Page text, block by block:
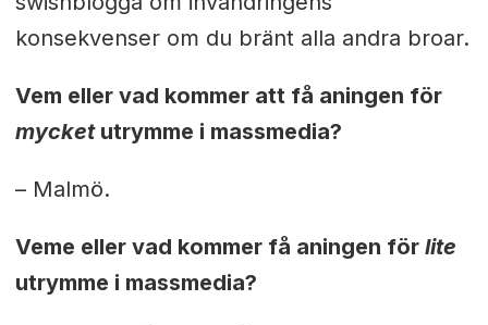
konsekvenser om du bränt alla andra broar.
Vem eller vad kommer att få aningen för
mycketutrymme i massmedia?
– Malmö.
Veme eller vad kommer få aningen för lite
utrymme i massmedia?